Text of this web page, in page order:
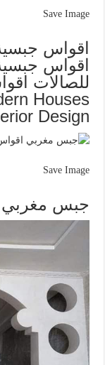
Save Image
اقواس
اقواس
Houses
Design
Save Image
جبس مغربي